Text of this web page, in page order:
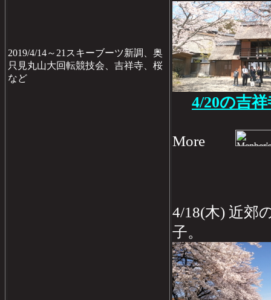
2019/4/14～21スキーブーツ新調、奥
只見丸山大回転競技会、吉祥寺、桜
など
4/20の吉
More
4/18(木) 近郊
子。